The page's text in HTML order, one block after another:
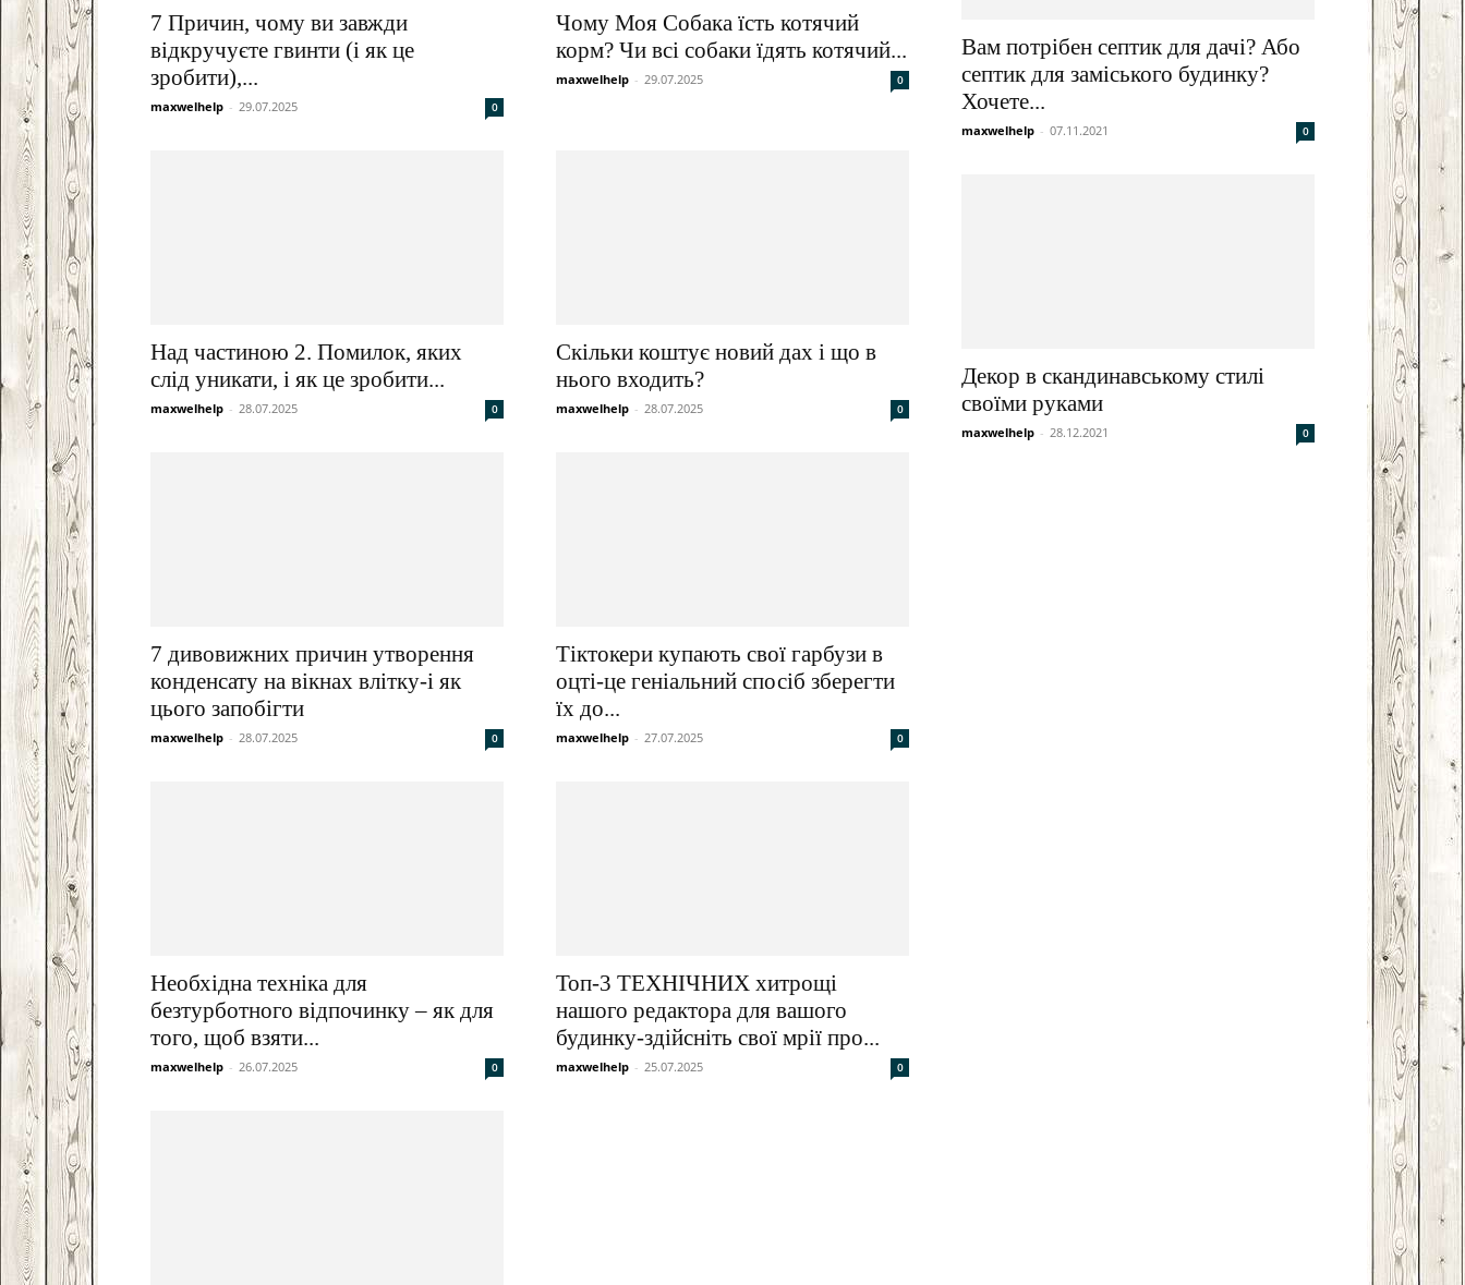
7 Причин, чому ви завжди
відкручуєте гвинти (і як це
зробити),...
maxwelhelp - 29.07.2025 0
Чому Моя Собака їсть котячий
корм? Чи всі собаки їдять котячий...
maxwelhelp - 29.07.2025 0
Над частиною 2. Помилок, яких
слід уникати, і як це зробити...
maxwelhelp - 28.07.2025 0
Скільки коштує новий дах і що в
нього входить?
maxwelhelp - 28.07.2025 0
7 дивовижних причин утворення
конденсату на вікнах влітку-і як
цього запобігти
maxwelhelp - 28.07.2025 0
Тіктокери купають свої гарбузи в
оцті-це геніальний спосіб зберегти
їх до...
maxwelhelp - 27.07.2025 0
Необхідна техніка для
безтурботного відпочинку – як для
того, щоб взяти...
maxwelhelp - 26.07.2025 0
Топ-3 ТЕХНІЧНИХ хитрощі
нашого редактора для вашого
будинку-здійсніть свої мрії про...
maxwelhelp - 25.07.2025 0
Вам потрібен септик для дачі? Або
септик для заміського будинку?
Хочете...
maxwelhelp - 07.11.2021 0
Декор в скандинавському стилі
своїми руками
maxwelhelp - 28.12.2021 0